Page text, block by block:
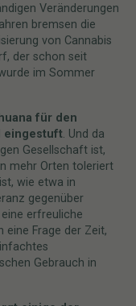
Veränderungen
bremsen die
von Cannabis
der schon seit
im Sommer
für den
eingestuft. Und da
Gesellschaft ist,
mehr Orten toleriert
wie etwa in
gegenüber
erfreuliche
eine Frage der Zeit,
Gebrauch in